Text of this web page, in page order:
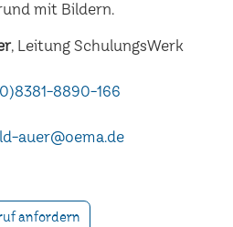
, Leitung SchulungsWerk
8890-166
auer@oema.de
anfordern